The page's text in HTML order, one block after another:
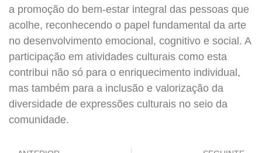
a promoção do bem-estar integral das pessoas que
acolhe, reconhecendo o papel fundamental da arte
no desenvolvimento emocional, cognitivo e social. A
participação em atividades culturais como esta
contribui não só para o enriquecimento individual,
mas também para a inclusão e valorização da
diversidade de expressões culturais no seio da
comunidade.